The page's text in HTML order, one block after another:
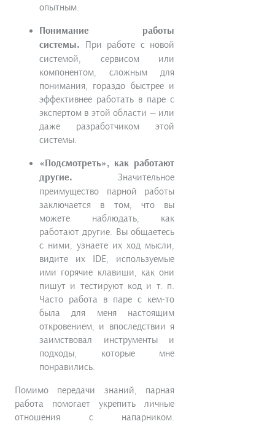
опытным.
Понимание работы
системы.
При работе с новой
системой, сервисом или
компонентом, сложным для
понимания, гораздо быстрее и
эффективнее работать в паре с
экспертом в этой области — или
даже разработчиком этой
системы.
«Подсмотреть», как работают
другие.
Значительное
преимущество парной работы
заключается в том, что вы
можете наблюдать, как
работают другие. Вы общаетесь
с ними, узнаете их ход мысли,
видите их IDE, используемые
ими горячие клавиши, как они
пишут и тестируют код и т. п.
Часто работа в паре с кем-то
была для меня настоящим
откровением, и впоследствии я
заимствовал инструменты и
подходы, которые мне
понравились.
Помимо передачи знаний, парная
работа помогает укрепить личные
отношения с напарником.